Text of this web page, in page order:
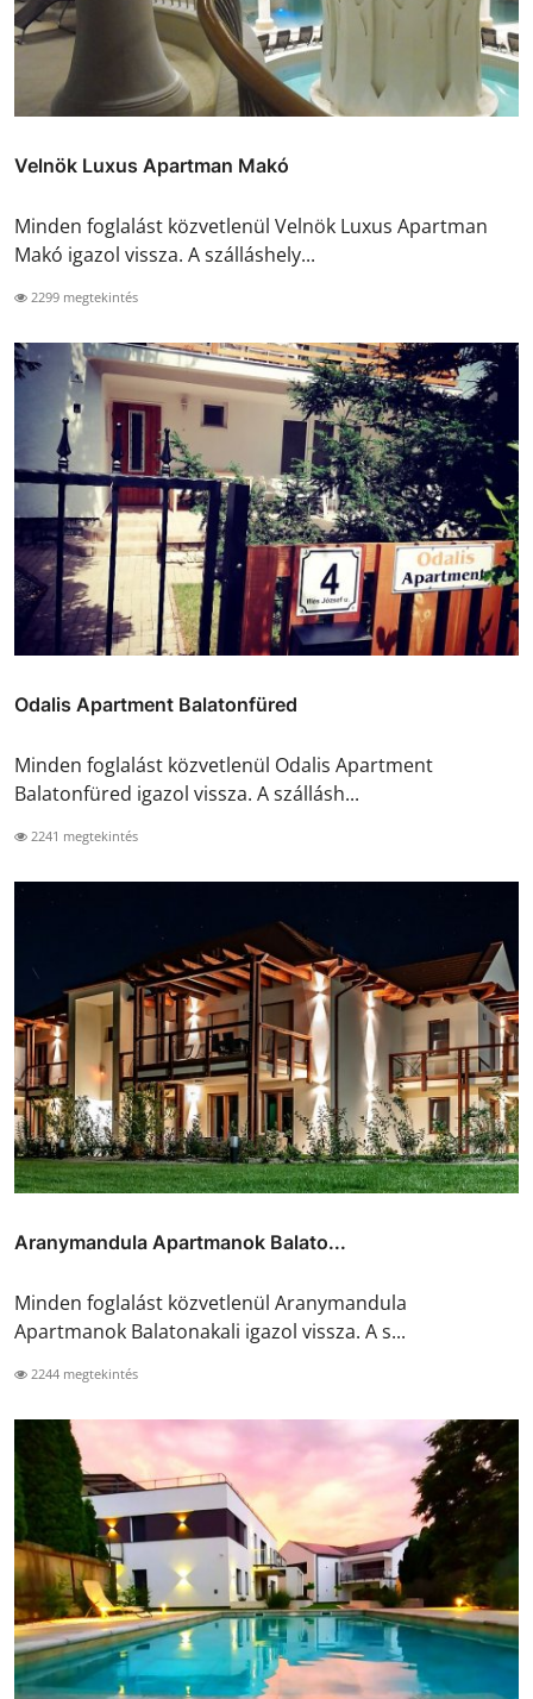
Velnök Luxus Apartman Makó
Minden foglalást közvetlenül Velnök Luxus Apartman
Makó igazol vissza. A szálláshely...
2299 megtekintés
Odalis Apartment Balatonfüred
Minden foglalást közvetlenül Odalis Apartment
Balatonfüred igazol vissza. A szállásh...
2241 megtekintés
Aranymandula Apartmanok Balato...
Minden foglalást közvetlenül Aranymandula
Apartmanok Balatonakali igazol vissza. A s...
2244 megtekintés